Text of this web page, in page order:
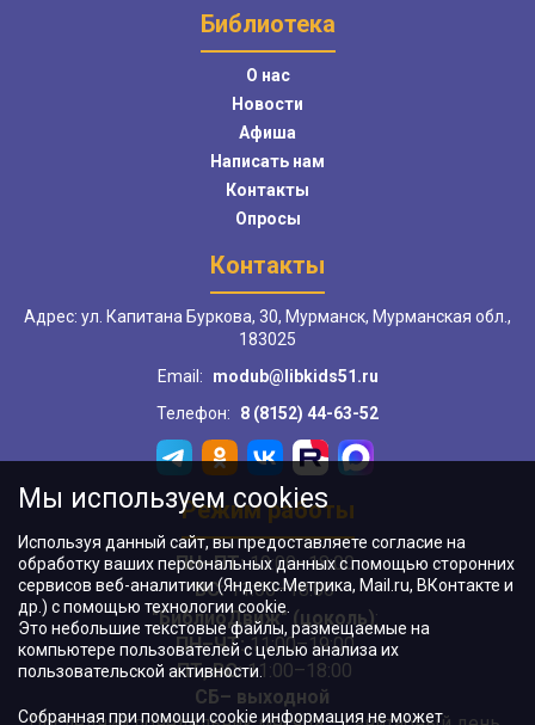
Библиотека
О нас
Новости
Афиша
Написать нам
Контакты
Опросы
Контакты
Адрес: ул. Капитана Буркова, 30, Мурманск, Мурманская обл.,
183025
Email:
modub@libkids51.ru
Телефон:
8 (8152) 44-63-52
Режим работы
ПН–ПТ:10:00–18:00
ВС:11:00–18:00
"БиблиоДвиж" (цоколь):
ПН–ЧТ:11:00–19:00
ПТ, ВС:11:00–18:00
СБ– выходной
Мы используем cookies
Используя данный сайт, вы предоставляете согласие на
обработку ваших персональных данных с помощью сторонних
сервисов веб-аналитики (Яндекс.Метрика, Mail.ru, ВКонтакте и
др.) с помощью технологии cookie.
Это небольшие текстовые файлы, размещаемые на
компьютере пользователей с целью анализа их
пользовательской активности.
Собранная при помощи cookie информация не может